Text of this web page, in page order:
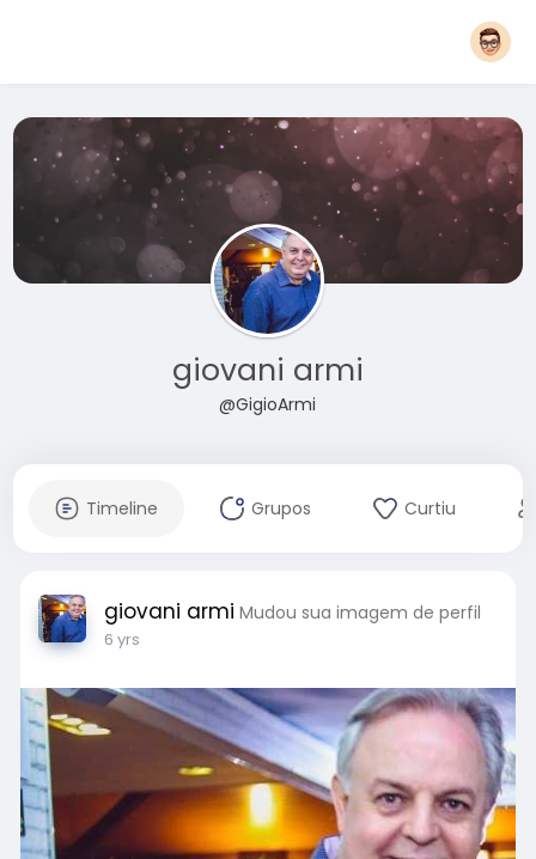
giovani armi
@GigioArmi
Timeline Grupos Curtiu
giovani armi Mudou sua imagem de perfil
6 yrs